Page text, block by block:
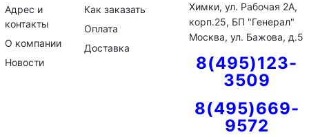
Адрес и
контакты
О компании
Новости
Как заказать
Оплата
Доставка
Химки, ул. Рабочая 2А,
корп.25, БП "Генерал"
Москва, ул. Бажова, д.5
8(495)123-
3509
8(495)669-
9572